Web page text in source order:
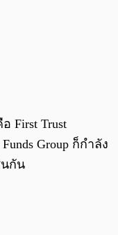
First Trust
Group ก็กำลัง
นกัน